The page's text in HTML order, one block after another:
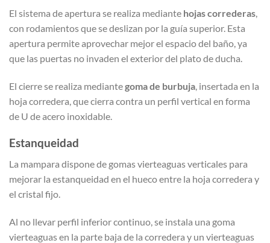
El sistema de apertura se realiza mediante hojas correderas,
con rodamientos que se deslizan por la guía superior. Esta
apertura permite aprovechar mejor el espacio del baño, ya
que las puertas no invaden el exterior del plato de ducha.
El cierre se realiza mediantegoma de burbuja , insertada en la
hoja corredera, que cierra contra un perfil vertical en forma
de U de acero inoxidable.
Estanqueidad
La mampara dispone de gomas vierteaguas verticales para
mejorar la estanqueidad en el hueco entre la hoja corredera y
el cristal fijo.
Al no llevar perfil inferior continuo, se instala una goma
vierteaguas en la parte baja de la corredera y un vierteaguas